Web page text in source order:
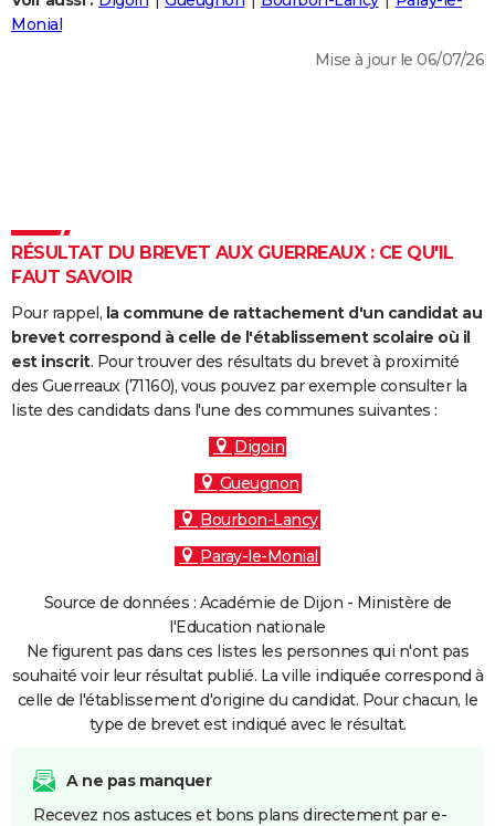
Destinations
City break
Voyage nature
Voyage de noces
Forum
Climat
+
PHOTO
Dictionnaire
Biographies
Citations
Expressions
Proverbes
PROGRAMME TV
S'inscrire
Se connecter
Lycées
Collèges
Primaires
Universités
Entreprises
Service militaire
Avis de recherche
AVIS DE DÉCÈS
FORUM
Monial
Mise à jour le 06/07/26
RÉSULTAT DU BREVET AUX GUERREAUX : CE QU'IL
FAUT SAVOIR
Pour rappel, la commune de rattachement d'un candidat au
brevet correspond à celle de l'établissement scolaire où il
est inscrit. Pour trouver des résultats du brevet à proximité
des Guerreaux (71160), vous pouvez par exemple consulter la
liste des candidats dans l'une des communes suivantes :
Digoin
Gueugnon
Bourbon-Lancy
Paray-le-Monial
Source de données : Académie de Dijon - Ministère de
l'Education nationale
Ne figurent pas dans ces listes les personnes qui n'ont pas
souhaité voir leur résultat publié. La ville indiquée correspond à
celle de l'établissement d'origine du candidat. Pour chacun, le
type de brevet est indiqué avec le résultat.
A ne pas manquer
Recevez nos astuces et bons plans directement par e-